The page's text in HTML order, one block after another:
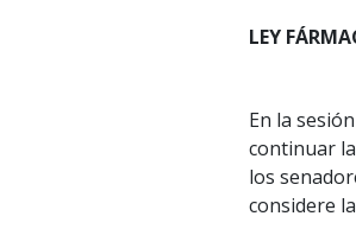
LEY
En la
continuar
los
considere